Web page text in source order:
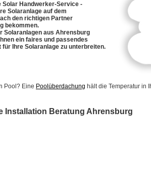
Solar Handwerker-Service -
Solaranlage auf dem
den richtigen Partner
bekommen.
Solaranlagen aus Ahrensburg
ein faires und passendes
für Ihre Solaranlage zu unterbreiten.
Pool? Eine Poolüberdachung hält die Temperatur in
Installation Beratung Ahrensburg